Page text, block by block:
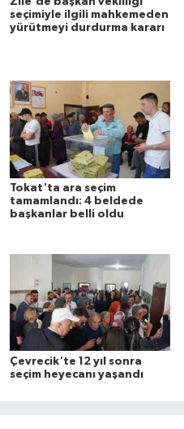
seçimiyle ilgili mahkemeden
yürütmeyi durdurma kararı
Tokat'ta ara seçim
tamamlandı: 4 beldede
başkanlar belli oldu
Çevrecik'te 12 yıl sonra
seçim heyecanı yaşandı